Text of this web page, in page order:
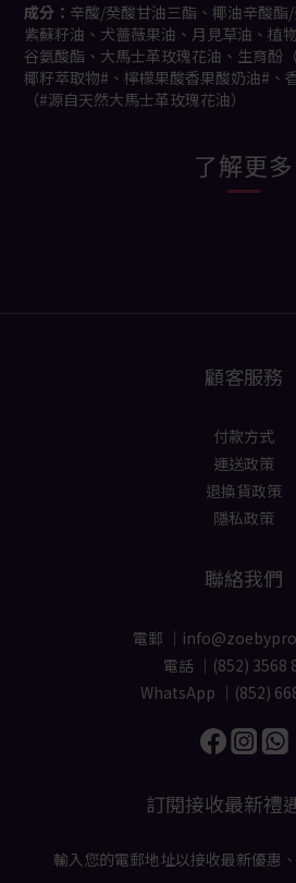
成分： 辛酸/癸酸甘油三酯、椰油辛酸酯
紫蘇籽油、犬薔薇果油、月見草油、植
谷氨酸酯、大馬士革玫瑰花油、生育酚
椰籽萃取物#、檸檬果酸香果酸奶油#、
（#源自天然大馬士革玫瑰花油）
了解更多
顧客服務
付款方式
運送政策
退換貨政策
隱私政策
聯絡我們
電郵 ｜
電話 ｜(852) 3568
WhatsApp ｜(852)
訂閱接收最新禮
輸入您的電郵地址以接收最新優惠